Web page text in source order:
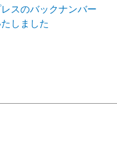
スのバックナンバー
しました